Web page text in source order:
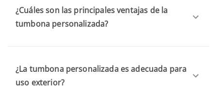
¿Cuáles son las principales ventajas de la
tumbona personalizada?
¿La tumbona personalizada es adecuada para
uso exterior?